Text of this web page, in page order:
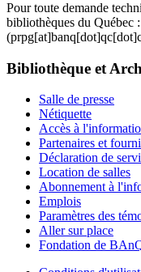
Pour toute demande
bibliothèques du Québec :
Bibliothèque et
Salle de presse
Nétiquette
Accès à
Partenaires et
Déclaration de
Location de salles
Abonnement à
Emplois
Paramètres des
Aller sur place
Fondation de